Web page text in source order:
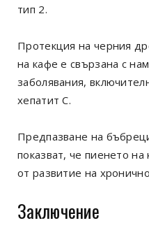
тип 2.
Протекция на черния
на кафе е свързана с
заболявания,
хепатит C.
Предпазване на
показват, че пиенето
от развитие на
Заключение